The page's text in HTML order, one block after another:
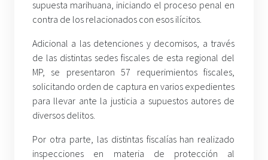
supuesta marihuana, iniciando el proceso penal en
contra de los relacionados con esos ilícitos.
Adicional a las detenciones y decomisos, a través
de las distintas sedes fiscales de esta regional del
MP, se presentaron 57 requerimientos fiscales,
solicitando orden de captura en varios expedientes
para llevar ante la justicia a supuestos autores de
diversos delitos.
Por otra parte, las distintas fiscalías han realizado
inspecciones en materia de protección al